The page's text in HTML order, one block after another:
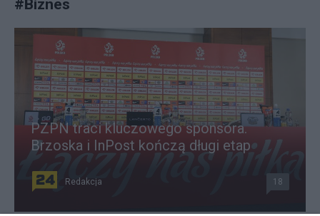
# Biznes
PZPN traci kluczowego sponsora.
Brzoska i InPost kończą długi etap
Redakcja 18